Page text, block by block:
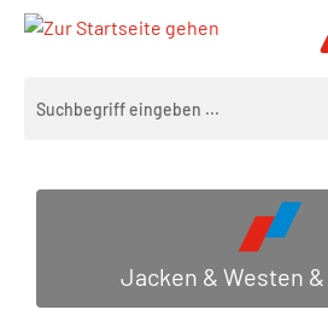
Zum Hauptinhalt springen
Jacken & Westen